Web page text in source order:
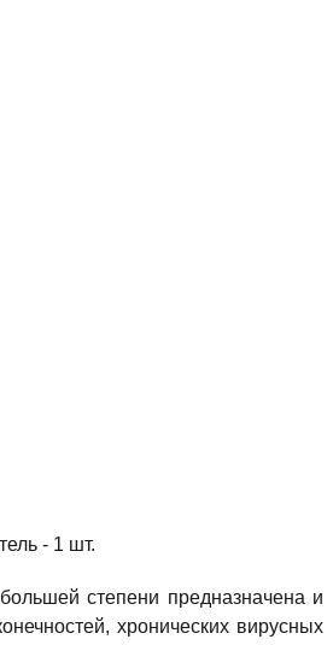
- 1 шт.
степени предназначена и
хронических вирусных